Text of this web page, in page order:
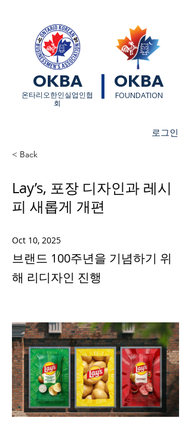
OKBA OKBA
​온타리오한인실업인협
회
FOUNDATION
로그인
< Back
Lay’s, 포장 디자인과 레시
피 새롭게 개편
Oct 10, 2025
브랜드 100주년을 기념하기 위
해 리디자인 진행